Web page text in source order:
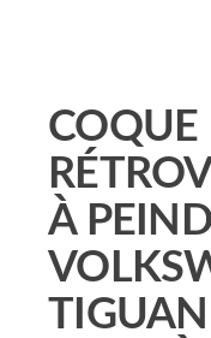
COQUE
À